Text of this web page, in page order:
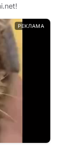
РЕКЛАМА